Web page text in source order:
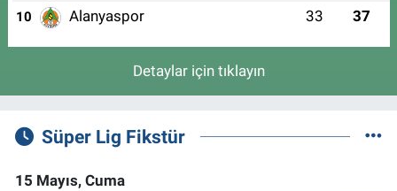
10 Alanyaspor 33 37
Detaylar için tıklayın
Süper Lig Fikstür
15 Mayıs, Cuma